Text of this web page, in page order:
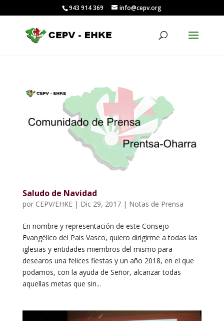
943 914 369 info@cepv.org
Saludo de Navidad
por CEPV/EHKE| Dic 29, 2017| Notas de Prensa
En nombre y representación de este Consejo
Evangélico del País Vasco, quiero dirigirme a todas las
iglesias y entidades miembros del mismo para
desearos una felices fiestas y un año 2018, en el que
podamos, con la ayuda de Señor, alcanzar todas
aquellas metas que sin...